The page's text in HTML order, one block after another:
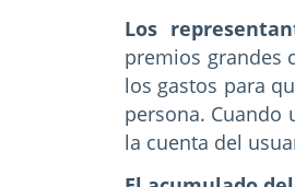
Los
premios grandes
los gastos para
persona. Cuando
la cuenta del